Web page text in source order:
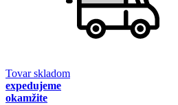
Tovar skladom
expedujeme
okamžite